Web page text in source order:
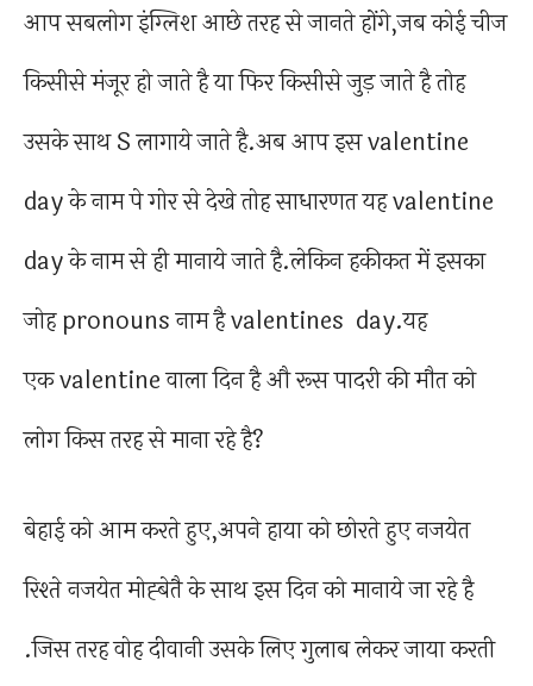
आप सबलोग इंग्लिश आछे तरह से जानते होंगे,जब कोई चीज
किसीसे मंजूर हो जाते है या फिर किसीसे जुड़ जाते है तोह
उसके साथ S लागाये जाते है.अब आप इस valentine
day के नाम पे गोर से देखे तोह साधारणत यह valentine
day के नाम से ही मानाये जाते है.लेकिन हकीकत में इसका
जोह pronouns नाम है valentines day.यह
एक valentine वाला दिन है औ रूस पादरी की मौत को
लोग किस तरह से माना रहे है?
बेहाई को आम करते हुए,अपने हाया को छोरते हुए नजयेत
रिश्ते नजयेत मोह्बेतै के साथ इस दिन को मानाये जा रहे है
.जिस तरह वोह दीवानी उसके लिए गुलाब लेकर जाया करती